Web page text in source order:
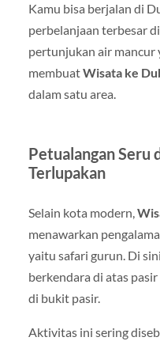
Kamu bisa berjalan di
perbelanjaan terbesar
pertunjukan air mancur
membuatWisata ke
dalam satu area.
Petualangan Seru
Terlupakan
Selain kota modern,
menawarkan
yaitu safari gurun. Di
berkendara di atas
di bukit pasir.
Aktivitas ini sering